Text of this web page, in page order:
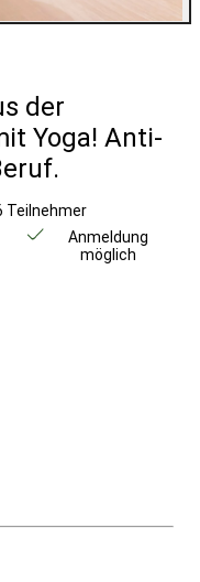
der
Yoga! Anti-
Teilnehmer
Anmeldung
möglich